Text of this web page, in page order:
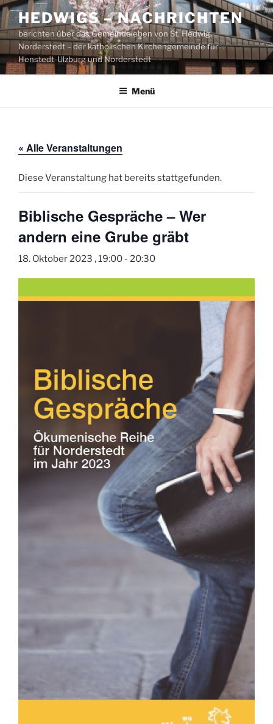
Zum
Inhalt
springen
HEDWIGS – NACHRICHTEN
berichten über das Gemeindeleben von St. Hedwig,
Norderstedt – der katholischen Kirchengemeinde für
Henstedt-Ulzburg und Norderstedt
Menü
« Alle Veranstaltungen
Diese Veranstaltung hat bereits stattgefunden.
Biblische Gespräche – Wer
andern eine Grube gräbt
18. Oktober 2023 , 19:00 - 20:30